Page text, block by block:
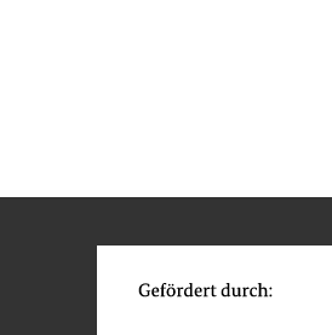
El Salvador Öffentliche